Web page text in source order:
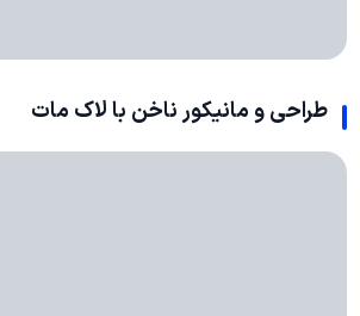
طراحی و مانیکور ناخن با لاک مات